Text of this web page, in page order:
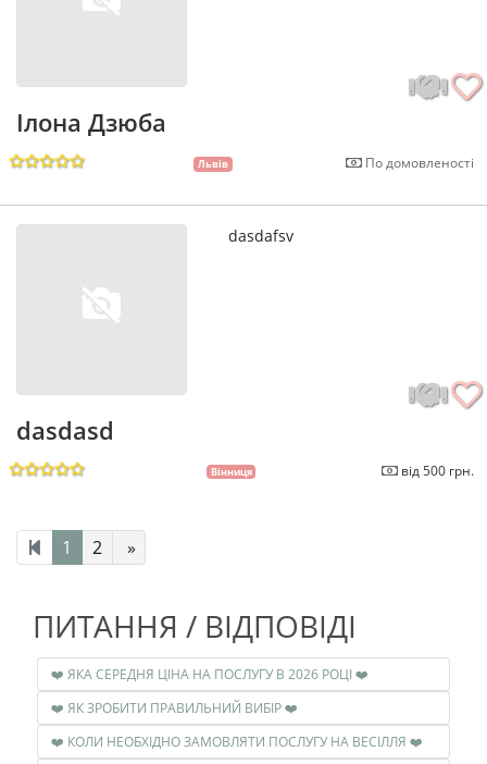
Ілона Дзюба
Львів По домовленості
dasdafsv
dasdasd
Вінниця від 500 грн.
1 2 »
ПИТАННЯ / ВІДПОВІДІ
❤️ ЯКА СЕРЕДНЯ ЦІНА НА ПОСЛУГУ В 2026 РОЦІ ❤️
❤️ ЯК ЗРОБИТИ ПРАВИЛЬНИЙ ВИБІР ❤️
❤️ КОЛИ НЕОБХІДНО ЗАМОВЛЯТИ ПОСЛУГУ НА ВЕСІЛЛЯ ❤️